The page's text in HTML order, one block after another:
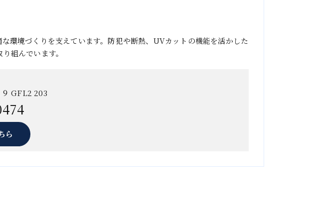
環境づくりを支えています。防犯や断熱、UVカットの機能を活かした
組んでいます。
９ GFL2 203
ら